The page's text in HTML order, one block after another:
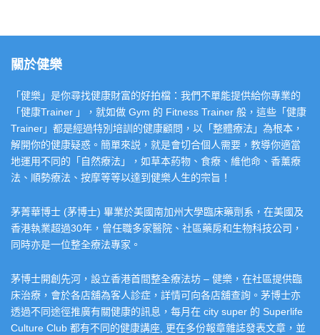
關於健樂
「健樂」是你尋找健康財富的好拍檔：我們不單能提供給你專業的
「健康Trainer 」，就如做 Gym 的 Fitness Trainer 般，這些「健康
Trainer」都是經過特別培訓的健康顧問，以「整體療法」為根本，
解開你的健康疑惑。簡單來説，就是會切合個人需要，教導你適當
地運用不同的「自然療法」，如草本葯物、食療、維他命、香薰療
法、順勢療法、按摩等等以達到健樂人生的宗旨！
茅菁華博士 (茅博士) 畢業於美國南加州大學臨床藥劑系，在美國及
香港執業超過30年，曾任職多家醫院、社區藥房和生物科技公司，
同時亦是一位整全療法專家。
茅博士開創先河，設立香港首間整全療法坊 – 健樂，在社區提供臨
床治療，會於各店舖為客人診症，詳情可向各店舖查詢。茅博士亦
透過不同途徑推廣有關健康的訊息，每月在 city super 的 Superlife
Culture Club 都有不同的健康講座, 更在多份報章雜誌發表文章，並